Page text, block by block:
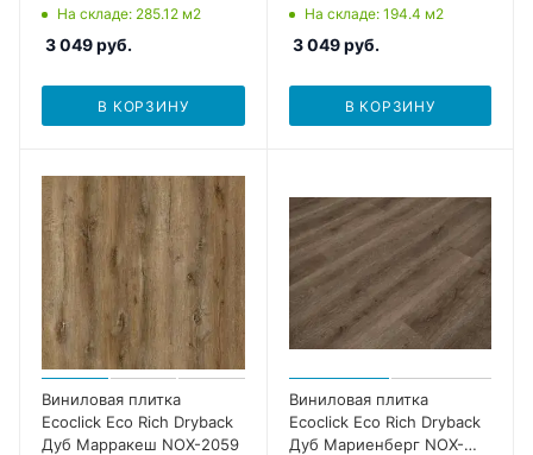
2062На складе: 285.12 м2
3 049руб.
В КОРЗИНУ
На складе: 194.4 м2
3 049руб.
В КОРЗИНУ
Виниловая плитка
Ecoclick Eco Rich Dryback
Дуб Марракеш NOX-2059
Виниловая плитка
Ecoclick Eco Rich Dryback
Дуб Мариенберг NOX-